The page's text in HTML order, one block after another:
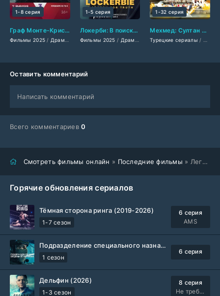
Граф Монте-Кристо (2025)
Фильмы 2025 / Драмы 2025 /Приключения 2025 Сериалы 2025/Фильмы
1-8 серия
Локерби: В поисках правды (2025)
Фильмы 2025 / Драмы 2025 /Сериалы 2025/
1-5 серия
Мехмед: Султан Завоевателей (2024-2026)
Турецкие сериалы /
1-32 серия
Оставить комментарий
Написать комментарий
Всего комментариев0
Смотреть фильмы онлайн » Последние фильмы » Легенда о Вильгельме Телле (2025)
Горячие обновления сериалов
Тёмная сторона ринга (2019-2026)
1-7 сезон
6 серия
AMS
Подразделение специального назначения (2026)
1 сезон
6 серия
Дельфин (2026)
1-3 сезон
8 серия
Не требуется